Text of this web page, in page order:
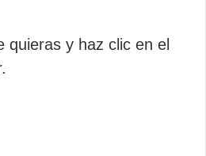
quieras y haz clic en el